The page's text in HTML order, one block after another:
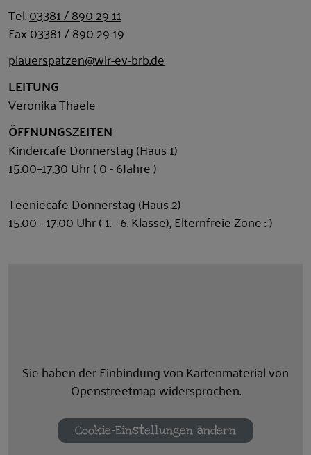
Tel.03381 / 890 29 11
Fax 03381 / 890 29 19
plauerspatzen@wir-ev-brb.de
LEITUNG
Veronika Thaele
ÖFFNUNGSZEITEN
Kindercafe Donnerstag (Haus 1)
15.00–17.30 Uhr ( 0 - 6Jahre )
Teeniecafe Donnerstag (Haus 2)
15.00 - 17.00 Uhr ( 1. - 6. Klasse), Elternfreie Zone :-)
Sie haben der Einbindung von Kartenmaterial von
Openstreetmap widersprochen.
Cookie-Einstellungen ändern